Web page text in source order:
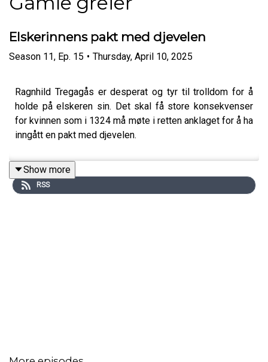
Elskerinnens pakt med djevelen
Season 11, Ep. 15 • Thursday, April 10, 2025
Ragnhild Tregagås er desperat og tyr til trolldom for å
holde på elskeren sin. Det skal få store konsekvenser
for kvinnen som i 1324 må møte i retten anklaget for å ha
inngått en pakt med djevelen.
Show more
RSS